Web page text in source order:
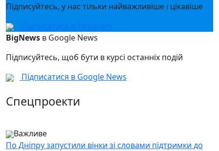
Підписуйтесь, у нас тільки найважливіше і цікавіше
Підписатися в Telegram
BigNews в Google News
Підписуйтесь, щоб бути в курсі останніх подій
Підписатися в Google News
Спецпроекти
Важливе
По Дніпру запустили вінки зі словами підтримки до